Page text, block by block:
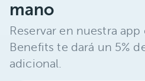
mano
Reservar en nuestra
Benefits te dará un 5%
adicional.